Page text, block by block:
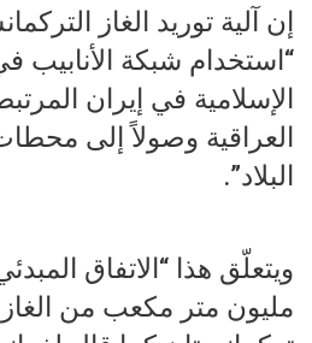
إن آلية توريد الغاز
“استخدام شبكة الأنابيب
الإسلامية في إيران
العراقية وصولاً إلى
البلاد”.
مليون متر مكعب من